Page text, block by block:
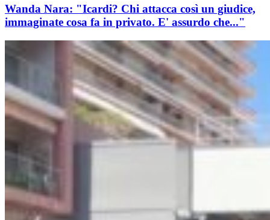
Wanda Nara: "Icardi? Chi attacca così un giudice,
immaginate cosa fa in privato. E' assurdo che..."